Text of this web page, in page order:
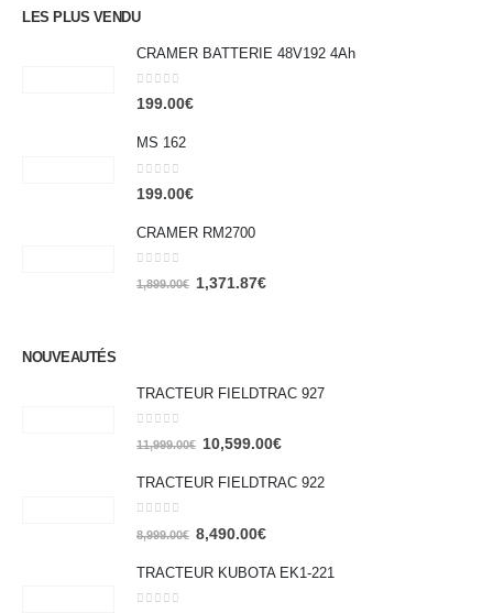
LES PLUS VENDU
CRAMER BATTERIE 48V192 4Ah
0out of 5
199.00€
MS 162
0 out of 5
199.00€
CRAMER RM2700
out of 5
1,899.00€ 1,371.87€
NOUVEAUTÉS
TRACTEUR FIELDTRAC 927
11,999.00€ 10,599.00€
TRACTEUR FIELDTRAC 922
out of 5
8,999.00€ 8,490.00€
TRACTEUR KUBOTA EK1-221